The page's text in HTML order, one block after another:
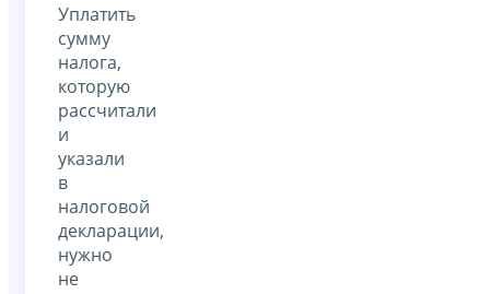
Уплатить
сумму
налога,
которую
рассчитали
и
указали
в
налоговой
декларации,
нужно
не